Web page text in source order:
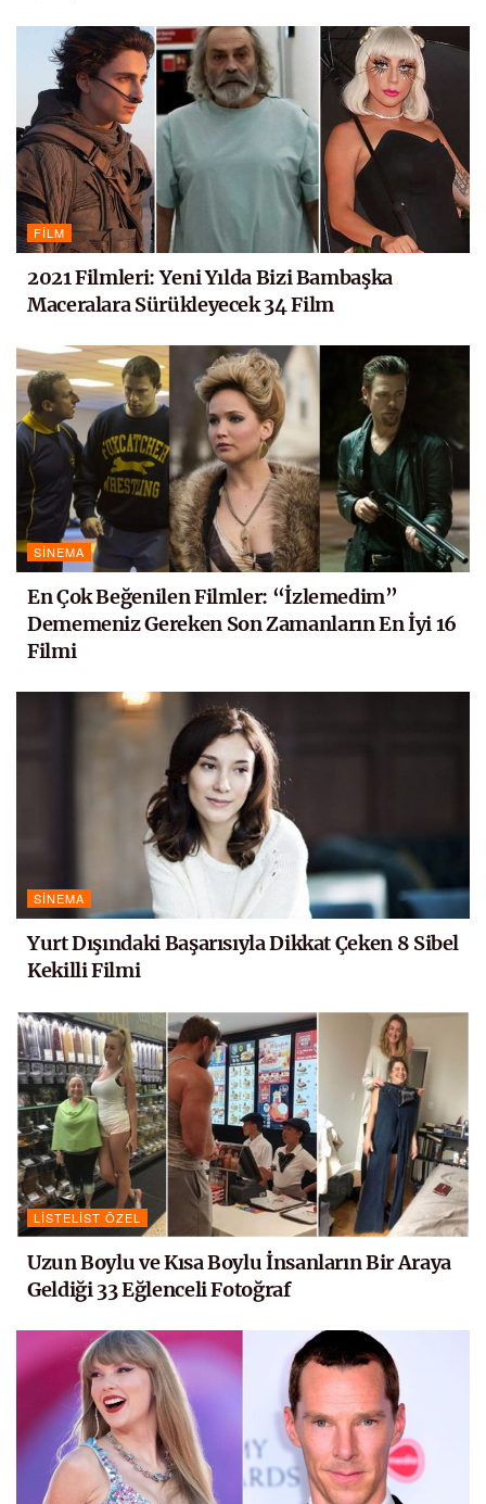
FILM
2021 Filmleri: Yeni Yılda Bizi Bambaşka
Maceralara Sürükleyecek 34 Film
SINEMA
En Çok Beğenilen Filmler: “İzlemedim”
Dememeniz Gereken Son Zamanların En İyi 16
Filmi
SINEMA
Yurt Dışındaki Başarısıyla Dikkat Çeken 8 Sibel
Kekilli Filmi
LISTELIST ÖZEL
Uzun Boylu ve Kısa Boylu İnsanların Bir Araya
Geldiği 33 Eğlenceli Fotoğraf